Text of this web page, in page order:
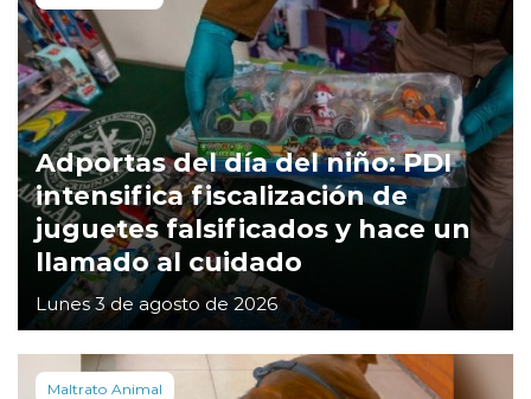
Adportas del día del niño: PDI
intensifica fiscalización de
juguetes falsificados y hace un
llamado al cuidado
Lunes 3 de agosto de 2026
Maltrato Animal